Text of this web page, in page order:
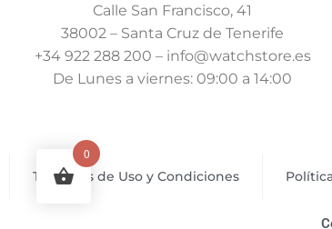
Calle San Francisco, 41
38002 – Santa Cruz de Tenerife
+34 922 288 200 – info@watchstore.es
De Lunes a viernes: 09:00 a 14:00
Términos de Uso y Condiciones
0